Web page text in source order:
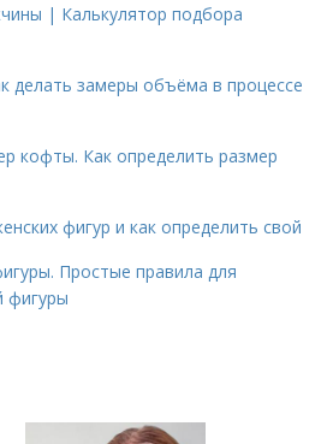
| Калькулятор подбора
делать замеры объёма в процессе
кофты. Как определить размер
фигур и как определить свой
Простые правила для
фигуры